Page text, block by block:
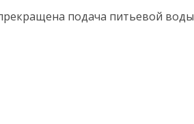
подача питьевой воды